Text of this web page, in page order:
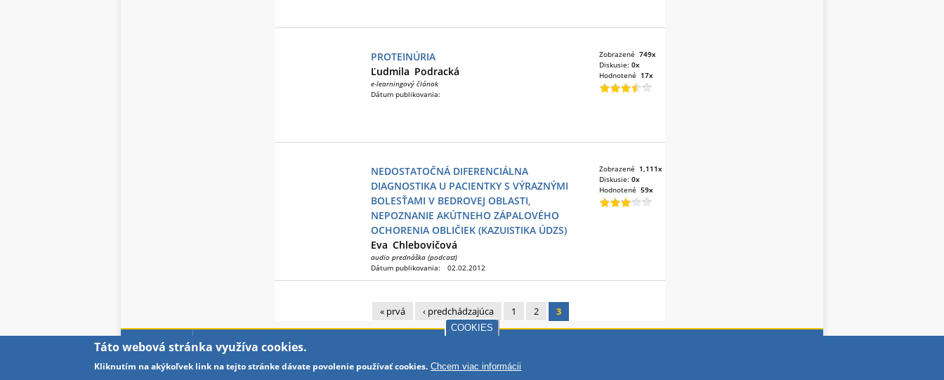
PROTEINÚRIA
Ľudmila Podracká
e-learningový článok
Dátum publikovania:
Zobrazené 749x
Diskusie: 0x
Hodnotené 17x
NEDOSTATOČNÁ DIFERENCIÁLNA
DIAGNOSTIKA U PACIENTKY S VÝRAZNÝMI
BOLESŤAMI V BEDROVEJ OBLASTI,
NEPOZNANIE AKÚTNEHO ZÁPALOVÉHO
OCHORENIA OBLIČIEK (KAZUISTIKA ÚDZS)
Eva Chlebovičová
audio prednáška (podcast)
Dátum publikovania:
02.02.2012
Zobrazené 1,111x
Diskusie: 0x
Hodnotené 59x
Stránky
« prvá ‹ predchádzajúca 1 2 3
PARTNERI OCHRANA OSOBNÝCH ÚDAJOV
COOKIES
Táto webová stránka využíva cookies.
Kliknutím na akýkoľvek link na tejto stránke dávate povolenie používať cookies. Chcem viac informácii